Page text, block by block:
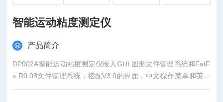
智能运动粘度测定仪
产品简介
DP902A智能运动粘度测定仪嵌入GUI 图形文件管理系统和FatF
s R0.08文件管理系统，搭配V3.0的界面，中文操作菜单和英文
提示菜单。